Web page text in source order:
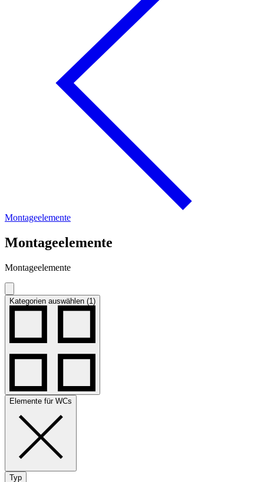
Montageelemente
Montageelemente
Montageelemente
Kategorien auswählen (1)
Elemente für WCs
Typ